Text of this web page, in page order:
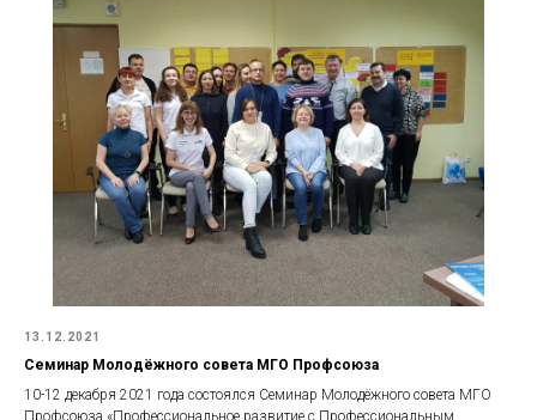
13.12.2021
Семинар Молодёжного совета МГО Профсоюза
10-12 декабря 2021 года состоялся Семинар Молодёжного совета МГО
Профсоюза «Профессиональное развитие с Профессиональным